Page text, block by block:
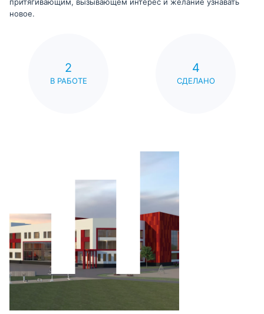
притягивающим, вызывающем интерес и желание узнавать
новое.
2
В РАБОТЕ
4
СДЕЛАНО